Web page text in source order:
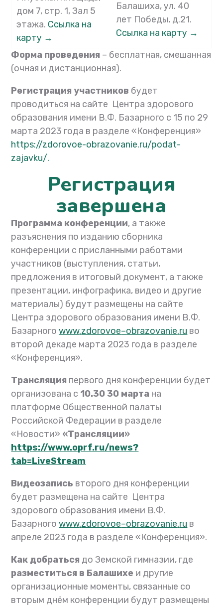
дом 7, стр. 1, Зал 5
этажа. Ссылка на
карту →
Балашиха, ул. 40
лет Победы, д.21.
Ссылка на карту →
Форма проведения – бесплатная, смешанная
(очная и дистанционная).
Регистрация участников будет
проводиться на сайте Центра здорового
образования имени В.Ф. Базарного с 15 по 29
марта 2023 года в разделе «Конференция»
https://zdorovoe-obrazovanie.ru/podat-
zajavku/.
Регистрация
завершена
Программа конференции, а также
разъяснения по изданию сборника
конференции с присланными работами
участников (выступления, статьи,
предложения в итоговый документ, а также
презентации, инфографика, видео и другие
материалы) будут размещены на сайте
Центра здорового образования имени В.Ф.
Базарногоwww.zdorovoe–obrazovanie.ru во
второй декаде марта 2023 года в разделе
«Конференция».
Трансляция первого дня конференции будет
организована с 10.30 30 марта на
платформе Общественной палаты
Российской Федерации в разделе
«Новости» «Трансляции»
https://www.oprf.ru/news?
tab=LiveStream
Видеозапись второго дня конференции
будет размещена на сайте Центра
здорового образования имени В.Ф.
Базарногоwww.zdorovoe–obrazovanie.ru в
апреле 2023 года в разделе «Конференция».
Как добраться до Земской гимназии, где
разместиться в Балашихе и другие
организационные моменты, связанные со
вторым днём конференции будут размещены